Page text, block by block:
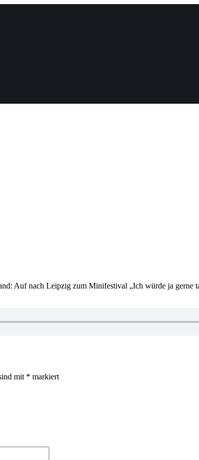
Auf nach Leipzig zum Minifestival „Ich würde ja
mit * markiert